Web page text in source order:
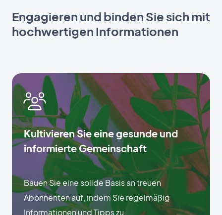
Engagieren und binden Sie sich mit
hochwertigen Informationen
Kultivieren Sie eine gesunde und
informierte Gemeinschaft
Bauen Sie eine solide Basis an treuen
Abonnenten auf, indem Sie regelmäßig
Informationen und Tipps zu